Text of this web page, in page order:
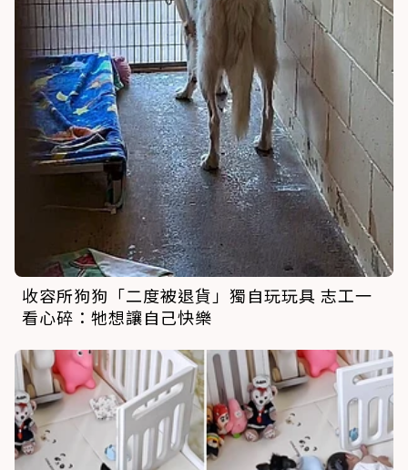
收容所狗狗「二度被退貨」獨自玩玩具 志工一
看心碎：牠想讓自己快樂